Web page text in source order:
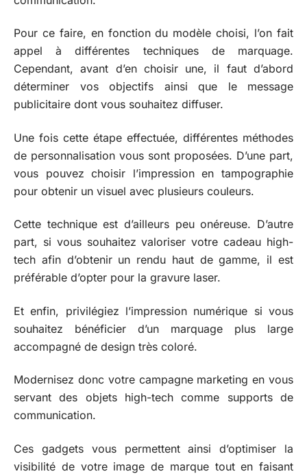
Pour ce faire, en fonction du modèle choisi, l’on fait
appel à différentes techniques de marquage.
Cependant, avant d’en choisir une, il faut d’abord
déterminer vos objectifs ainsi que le message
publicitaire dont vous souhaitez diffuser.
Une fois cette étape effectuée, différentes méthodes
de personnalisation vous sont proposées. D’une part,
vous pouvez choisir l’impression en tampographie
pour obtenir un visuel avec plusieurs couleurs.
Cette technique est d’ailleurs peu onéreuse. D’autre
part, si vous souhaitez valoriser votre cadeau high-
tech afin d’obtenir un rendu haut de gamme, il est
préférable d’opter pour la gravure laser.
Et enfin, privilégiez l’impression numérique si vous
souhaitez bénéficier d’un marquage plus large
accompagné de design très coloré.
Modernisez donc votre campagne marketing en vous
servant des objets high-tech comme supports de
communication.
Ces gadgets vous permettent ainsi d’optimiser la
visibilité de votre image de marque tout en faisant